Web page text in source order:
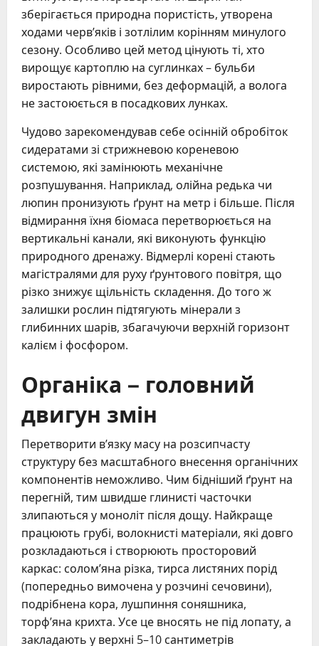
зберігається природна пористість, утворена
ходами черв’яків і зотлілим корінням минулого
сезону. Особливо цей метод цінують ті, хто
вирощує картоплю на суглинках – бульби
виростають рівними, без деформацій, а волога
не застоюється в посадкових лунках.
Чудово зарекомендував себе осінній обробіток
сидератами зі стрижневою кореневою
системою, які замінюють механічне
розпушування. Наприклад, олійна редька чи
люпин пронизують ґрунт на метр і більше. Після
відмирання їхня біомаса перетворюється на
вертикальні канали, які виконують функцію
природного дренажу. Відмерлі корені стають
магістралями для руху ґрунтового повітря, що
різко знижує щільність складення. До того ж
залишки рослин підтягують мінерали з
глибинних шарів, збагачуючи верхній горизонт
калієм і фосфором.
Органіка – головний
двигун змін
Перетворити в’язку масу на розсипчасту
структуру без масштабного внесення органічних
компонентів неможливо. Чим бідніший ґрунт на
перегній, тим швидше глинисті часточки
злипаються у моноліт після дощу. Найкраще
працюють грубі, волокнисті матеріали, які довго
розкладаються і створюють просторовий
каркас: солом’яна різка, тирса листяних порід
(попередньо вимочена у розчині сечовини),
подрібнена кора, лушпиння соняшника,
торф’яна крихта. Усе це вносять не під лопату, а
закладають у верхні 5–10 сантиметрів